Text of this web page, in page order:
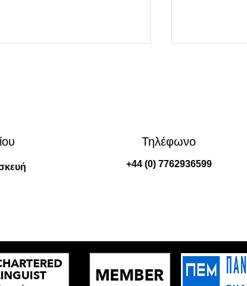
πιστοποίησης
εγγράφων του
Βασιλείου με τη
Διαδικασία
Τηλέφωνο
+44 (0) 7762936599